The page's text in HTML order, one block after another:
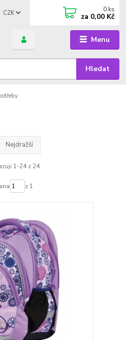
Menu
CZK
Hledat
0 ks
za 0,00 Kč
Nejdražší
1-24 z 24
z 1